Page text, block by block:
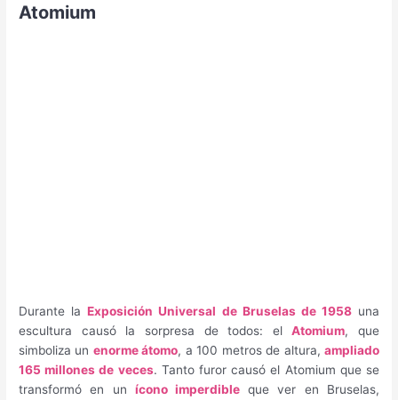
Atomium
Durante laExposición Universal de Bruselas de 1958una
escultura causó la sorpresa de todos: elAtomium, que
simboliza un enorme átomo, a 100 metros de altura, ampliado
165 millones de veces. Tanto furor causó el Atomium que se
transformó en un ícono imperdible que ver en Bruselas,